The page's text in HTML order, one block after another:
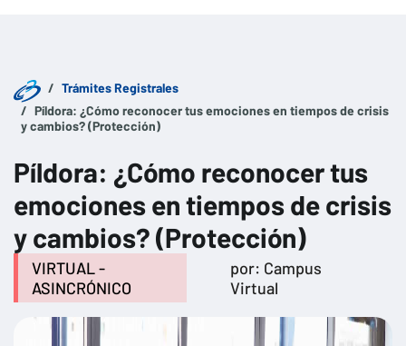
Trámites Registrales
Píldora: ¿Cómo reconocer tus emociones en tiempos de crisis
y cambios? (Protección)
Píldora: ¿Cómo reconocer tus
emociones en tiempos de crisis
y cambios? (Protección)
VIRTUAL -
ASINCRÓNICO
por: Campus
Virtual